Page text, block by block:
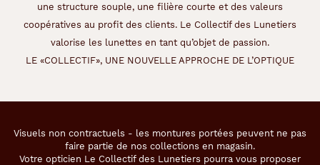
une structure souple, une filière courte et des valeurs
coopératives au profit des clients. Le Collectif des Lunetiers
valorise les lunettes en tant qu’objet de passion.
LE «COLLECTIF», UNE NOUVELLE APPROCHE DE L’OPTIQUE
Visuels non contractuels - les montures portées peuvent ne pas
faire partie de nos collections en magasin.
Votre opticien Le Collectif des Lunetiers pourra vous proposer